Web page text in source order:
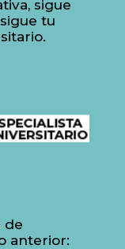
sigue
tu
de
anterior: